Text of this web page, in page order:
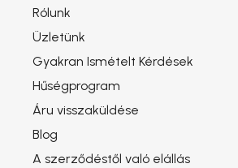
Rólunk
Üzletünk
Gyakran Ismételt Kérdések
Hűségprogram
Áru visszaküldése
Blog
A szerződéstől való elállás